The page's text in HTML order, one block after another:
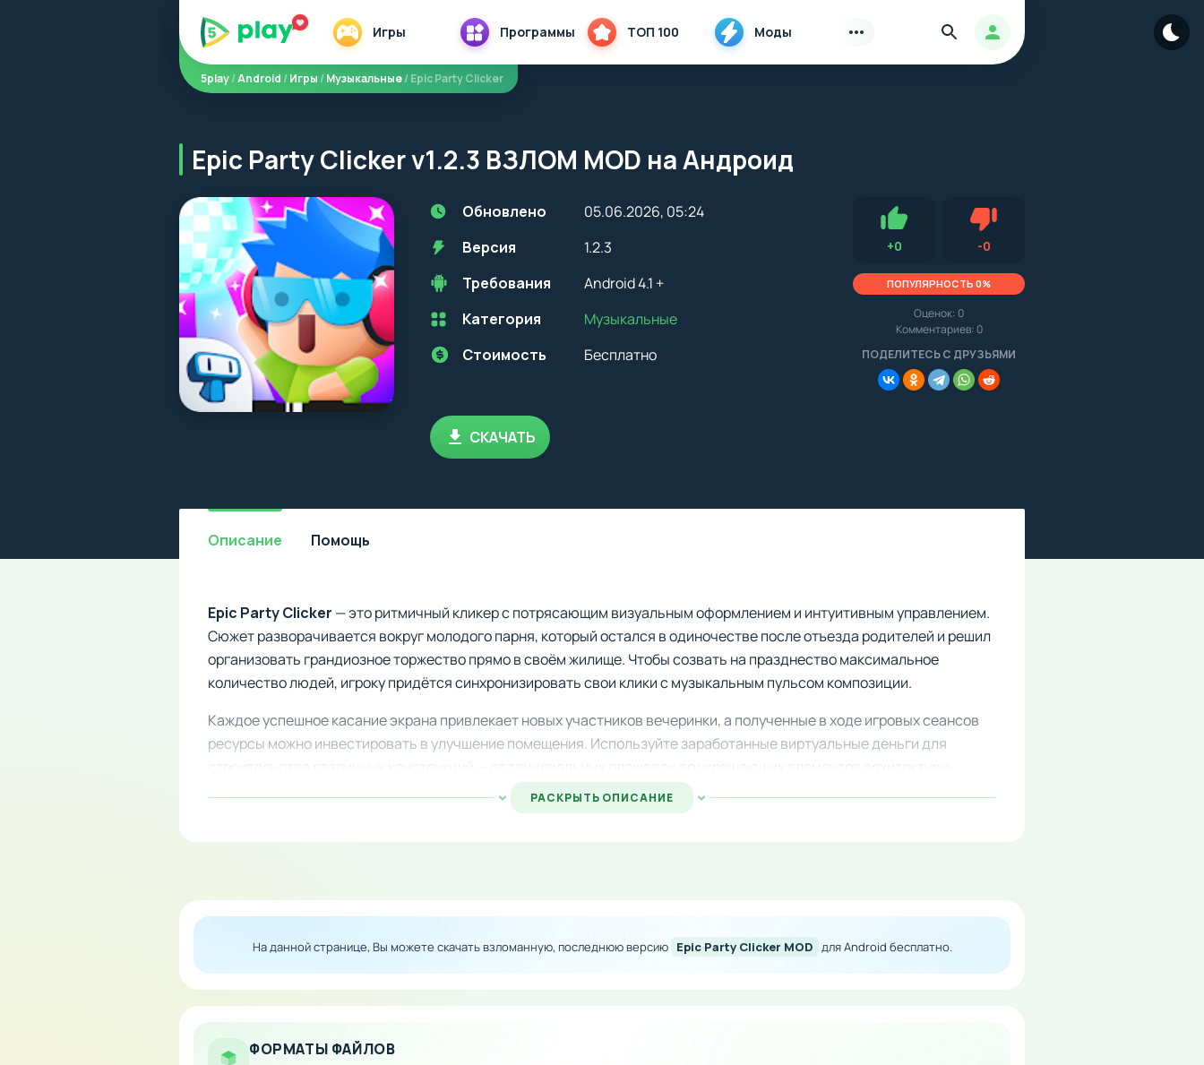
Игры Программы ТОП 100 Моды Авторизация
Найти
5play/Android /Игры /Музыкальные/ Epic Party Clicker
Epic Party Clicker v1.2.3 ВЗЛОМ MOD на Андроид
Обновлено
05.06.2026, 05:24
Версия
1.2.3
Требования
Android 4.1 +
Перед установкой приложения на устройство с Android, стоит
учитывать версию OS. Мы всегда указываем минимальные
Категория
Музыкальные
Стоимость
Бесплатно
+0Нравится -0Не нравится (0.0, 0, 15032)
ПОПУЛЯРНОСТЬ 0%
Оценок: 0
Комментариев: 0
СКАЧАТЬ
Описание Помощь
Epic Party Clicker — это ритмичный кликер с потрясающим визуальным оформлением и интуитивным управлением.
Сюжет разворачивается вокруг молодого парня, который остался в одиночестве после отъезда родителей и решил
организовать грандиозное торжество прямо в своём жилище. Чтобы созвать на празднество максимальное
количество людей, игроку придётся синхронизировать свои клики с музыкальным пульсом композиции.
Каждое успешное касание экрана привлекает новых участников вечеринки, а полученные в ходе игровых сеансов
ресурсы можно инвестировать в улучшение помещения. Используйте заработанные виртуальные деньги для
Особенности мода:
музыкальном приключении!
РАСКРЫТЬ ОПИСАНИЕ
На данной странице, Вы можете скачать взломанную, последнюю версию Epic Party Clicker MOD для Android бесплатно.
ФОРМАТЫ ФАЙЛОВ